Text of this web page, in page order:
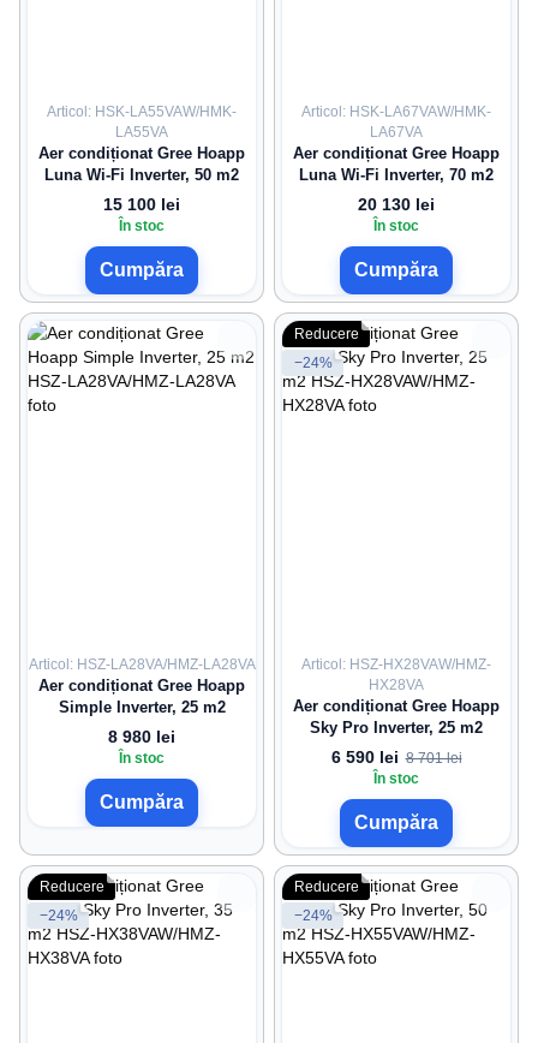
Articol: HSK-LA55VAW/HMK-
LA55VA
Aer condiționat Gree Hoapp
Luna Wi-Fi Inverter, 50 m2
15 100 lei
În stoc
Cumpăra
Articol: HSK-LA67VAW/HMK-
LA67VA
Aer condiționat Gree Hoapp
Luna Wi-Fi Inverter, 70 m2
20 130 lei
În stoc
Cumpăra
Articol: HSZ-LA28VA/HMZ-LA28VA
Aer condiționat Gree Hoapp
Simple Inverter, 25 m2
8 980 lei
În stoc
Cumpăra
Reducere
−24%
Articol: HSZ-HX28VAW/HMZ-
HX28VA
Aer condiționat Gree Hoapp
Sky Pro Inverter, 25 m2
6 590 lei 8 701 lei
În stoc
Cumpăra
Reducere
−24%
Reducere
−24%